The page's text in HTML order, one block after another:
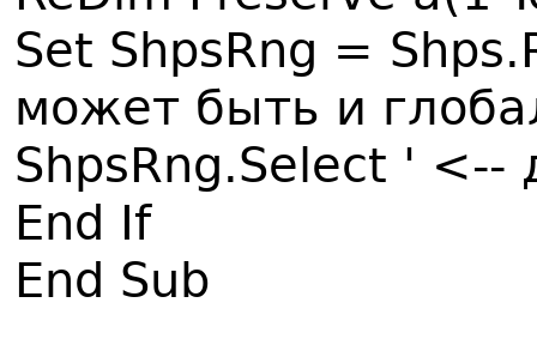
Set ShpsRng =
может быть и
ShpsRng.Select ' <--
End If
End Sub